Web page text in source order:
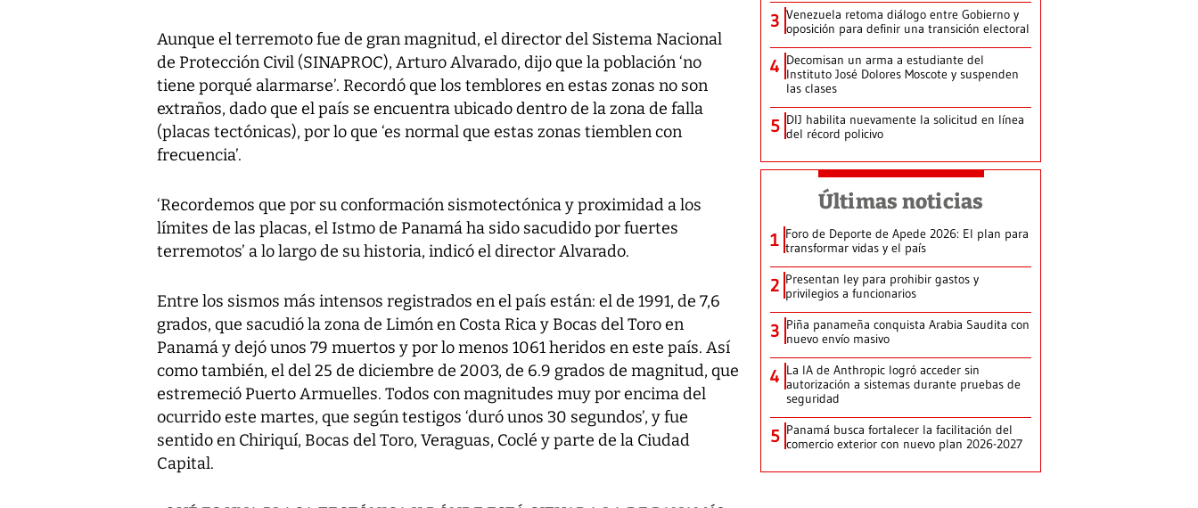
Aunque el terremoto fue de gran magnitud, el director del Sistema Nacional
de Protección Civil (SINAPROC), Arturo Alvarado, dijo que la población ‘no
tiene porqué alarmarse’. Recordó que los temblores en estas zonas no son
extraños, dado que el país se encuentra ubicado dentro de la zona de falla
(placas tectónicas), por lo que ‘es normal que estas zonas tiemblen con
frecuencia’.
‘Recordemos que por su conformación sismotectónica y proximidad a los
límites de las placas, el Istmo de Panamá ha sido sacudido por fuertes
terremotos’ a lo largo de su historia, indicó el director Alvarado.
Entre los sismos más intensos registrados en el país están: el de 1991, de 7,6
grados, que sacudió la zona de Limón en Costa Rica y Bocas del Toro en
Panamá y dejó unos 79 muertos y por lo menos 1061 heridos en este país. Así
como también, el del 25 de diciembre de 2003, de 6.9 grados de magnitud, que
estremeció Puerto Armuelles. Todos con magnitudes muy por encima del
ocurrido este martes, que según testigos ‘duró unos 30 segundos’, y fue
sentido en Chiriquí, Bocas del Toro, Veraguas, Coclé y parte de la Ciudad
Capital.
3 Venezuela retoma diálogo entre Gobierno y
oposición para definir una transición electoral
4 Decomisan un arma a estudiante del
Instituto José Dolores Moscote y suspenden
las clases
5 DIJ habilita nuevamente la solicitud en línea
del récord policivo
Últimas noticias
1 Foro de Deporte de Apede 2026: El plan para
transformar vidas y el país
2 Presentan ley para prohibir gastos y
privilegios a funcionarios
3 Piña panameña conquista Arabia Saudita con
nuevo envío masivo
4 La IA de Anthropic logró acceder sin
autorización a sistemas durante pruebas de
seguridad
5 Panamá busca fortalecer la facilitación del
comercio exterior con nuevo plan 2026-2027